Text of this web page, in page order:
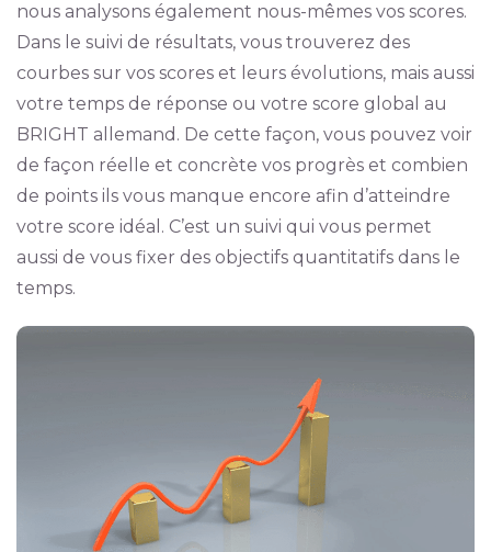
nous analysons également nous-mêmes vos scores.
Dans le suivi de résultats, vous trouverez des
courbes sur vos scores et leurs évolutions, mais aussi
votre temps de réponse ou votre score global au
BRIGHT allemand. De cette façon, vous pouvez voir
de façon réelle et concrète vos progrès et combien
de points ils vous manque encore afin d’atteindre
votre score idéal. C’est un suivi qui vous permet
aussi de vous fixer des objectifs quantitatifs dans le
temps.